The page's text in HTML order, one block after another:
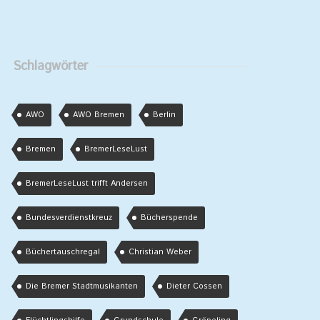
Schlagwörter
AWO AWO Bremen Berlin
Bremen BremerLeseLust
BremerLeseLust trifft Andersen
Bundesverdienstkreuz Bücherspende
Büchertauschregal Christian Weber
Die Bremer Stadtmusikanten Dieter Cossen